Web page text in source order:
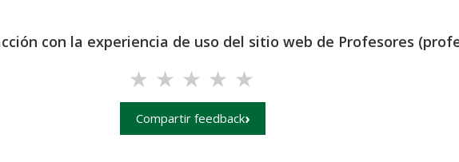
con la experiencia de uso del sitio web de Profesores